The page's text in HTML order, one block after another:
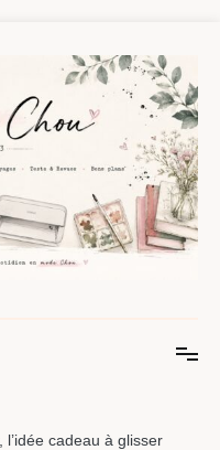
l’idée cadeau à glisser